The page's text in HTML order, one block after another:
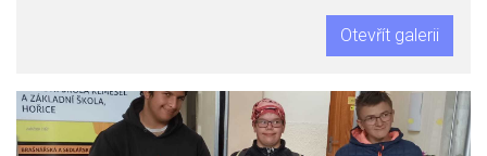
Otevřít galerii